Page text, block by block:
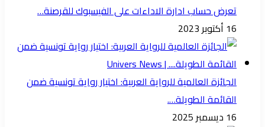
تعرض حساب ادارة الاداءات على الفيسبوك للقرصنة…
16 أكتوبر 2023
الجائزة العالمية للرواية العربية: اختيار رواية تونسية ضمن
القائمة الطويلة….
16 ديسمبر 2025